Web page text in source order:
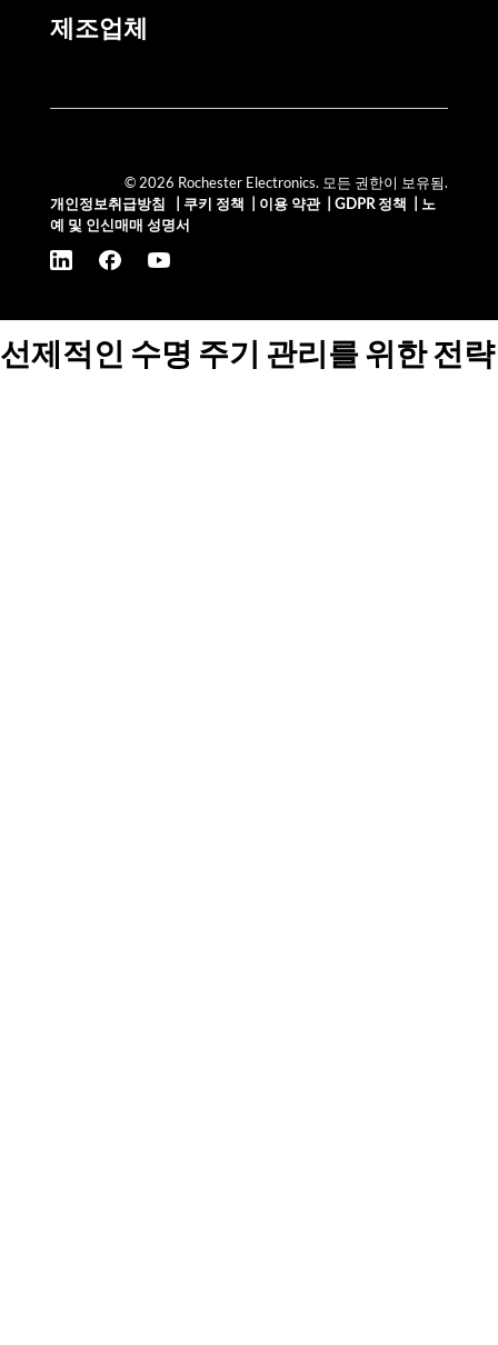
제조업체
© 2026 Rochester Electronics. 모든 권한이 보유됨.
개인정보취급방침
쿠키 정책 이용 약관| GDPR 정책
노
예 및 인신매매 성명서
선제적인 수명 주기 관리를 위한 전략